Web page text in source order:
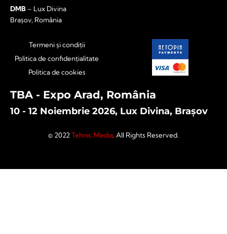
DMB – Lux Divina
Brașov, România
Termeni și condiții
Politica de confidențialitate
Politica de cookies
TBA - Expo Arad, România
10 - 12 Noiembrie 2026, Lux Divina, Brașov
© 2022Tehnic Media. All Rights Reserved.